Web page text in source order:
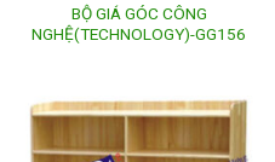
BỘ GIÁ GÓC CÔNG
NGHỆ(TECHNOLOGY)-GG156